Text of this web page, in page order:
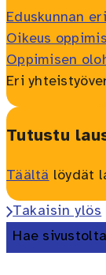
Eduskunnan
Oikeus
Oppimisen
Eri
Tutustu
Täältä löydät
Takaisin ylös
Etsi